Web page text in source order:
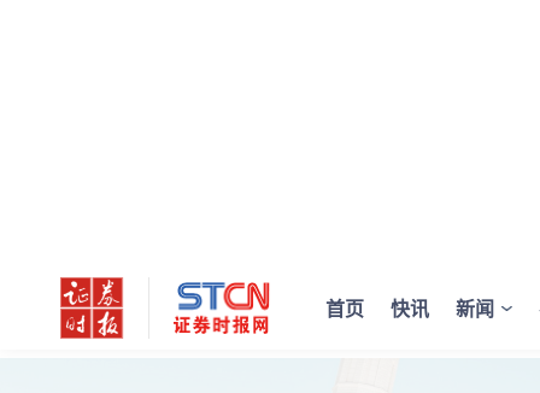
首页 快讯 新闻